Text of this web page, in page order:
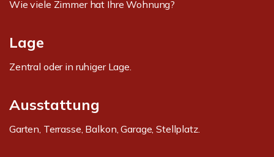
Wie viele Zimmer hat Ihre Wohnung?
Lage
Zentral oder in ruhiger Lage.
Ausstattung
Garten, Terrasse, Balkon, Garage, Stellplatz.